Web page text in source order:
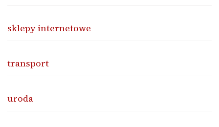
sklepy internetowe
transport
uroda